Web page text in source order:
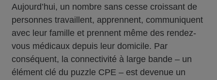
Aujourd’hui, un nombre sans cesse croissant de
personnes travaillent, apprennent, communiquent
avec leur famille et prennent même des rendez-
vous médicaux depuis leur domicile. Par
conséquent, la connectivité à large bande – un
élément clé du puzzle CPE – est devenue un